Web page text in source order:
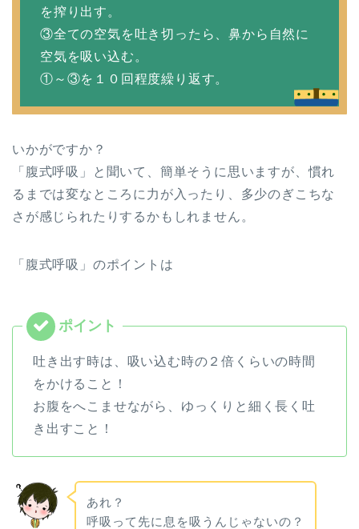
を搾り出す。
③全ての空気を吐き切ったら、鼻から自然に
空気を吸い込む。
①～③を１０回程度繰り返す。
いかがですか？
「腹式呼吸」と聞いて、簡単そうに思いますが、慣れ
るまでは変なところに力が入ったり、多少のぎこちな
さが感じられたりするかもしれません。
「腹式呼吸」のポイントは
吐き出す時は、吸い込む時の２倍くらいの時間
をかけること！
お腹をへこませながら、ゆっくりと細く長く吐
き出すこと！
あれ？
呼吸って先に息を吸うんじゃないの？